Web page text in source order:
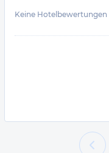
Keine Hotelbewertungen